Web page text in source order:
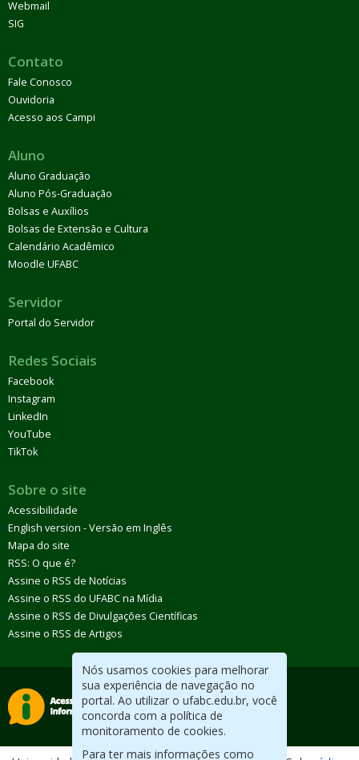
Nós usamos cookies para melhorar
sua experiência de navegação no
portal. Ao utilizar o ufabc.edu.br, você
concorda com a política de
monitoramento de cookies.
Para ter mais informações como
Webmail
SIG
Contato
Fale Conosco
Ouvidoria
Acesso aos Campi
Aluno
Aluno Graduação
Aluno Pós-Graduação
Bolsas e Auxílios
Bolsas de Extensão e Cultura
Calendário Acadêmico
Moodle UFABC
Servidor
Portal do Servidor
Redes Sociais
Facebook
Instagram
LinkedIn
YouTube
TikTok
Sobre o site
Acessibilidade
English version - Versão em Inglês
Mapa do site
RSS: O que é?
Assine o RSS de Notícias
Assine o RSS do UFABC na Mídia
Assine o RSS de Divulgações Científicas
Assine o RSS de Artigos